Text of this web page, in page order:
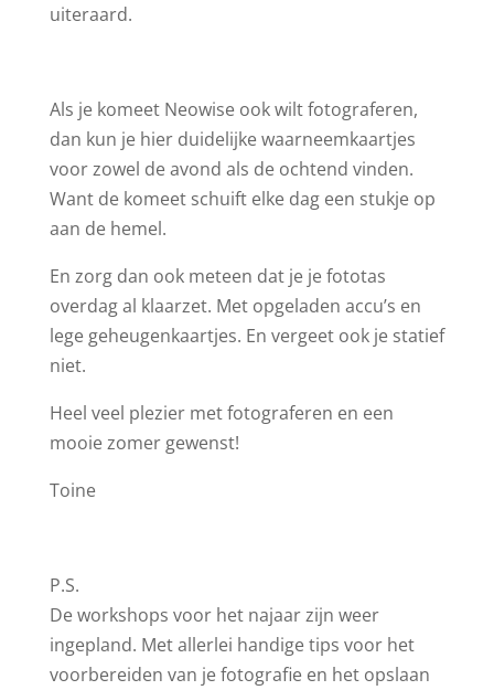
uiteraard.
Als je komeet Neowise ook wilt fotograferen,
dan kun je hier duidelijke waarneemkaartjes
voor zowel de avond als de ochtend vinden.
Want de komeet schuift elke dag een stukje op
aan de hemel.
En zorg dan ook meteen dat je je fototas
overdag al klaarzet. Met opgeladen accu’s en
lege geheugenkaartjes. En vergeet ook je statief
niet.
Heel veel plezier met fotograferen en een
mooie zomer gewenst!
Toine
P.S.
De workshops voor het najaar zijn weer
ingepland. Met allerlei handige tips voor het
voorbereiden van je fotografie en het opslaan